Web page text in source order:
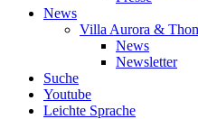
News
Villa Aurora &
News
Newsletter
Suche
Youtube
Leichte Sprache